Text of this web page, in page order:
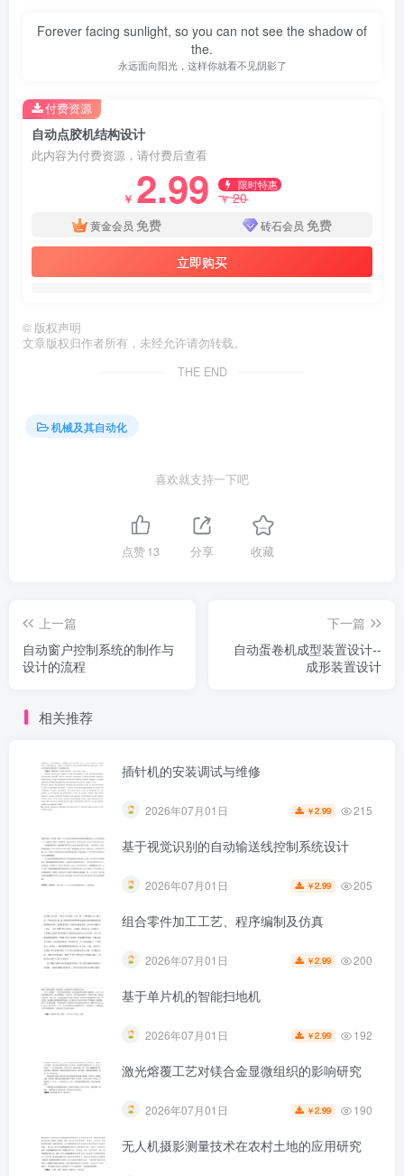
第3页 / 共26页
Forever facing sunlight, so you can not see the shadow of
the.
永远面向阳光，这样你就看不见阴影了
自动点胶机结构设计
此内容为付费资源，请付费后查看
￥ 2.99 限时特惠
￥20
黄金会员 免费 砖石会员 免费
立即购买
付费资源
© 版权声明
文章版权归作者所有，未经允许请勿转载。
THE END
机械及其自动化
喜欢就支持一下吧
点赞13 分享 收藏
上一篇
自动窗户控制系统的制作与
设计的流程
下一篇
自动蛋卷机成型装置设计--
成形装置设计
相关推荐
插针机的安装调试与维修
2026年07月01日 ￥2.99 215
基于视觉识别的自动输送线控制系统设计
2026年07月01日 ￥2.99 205
组合零件加工工艺、程序编制及仿真
2026年07月01日 ￥2.99 200
基于单片机的智能扫地机
2026年07月01日 ￥2.99 192
激光熔覆工艺对镁合金显微组织的影响研究
2026年07月01日 ￥2.99 190
无人机摄影测量技术在农村土地的应用研究